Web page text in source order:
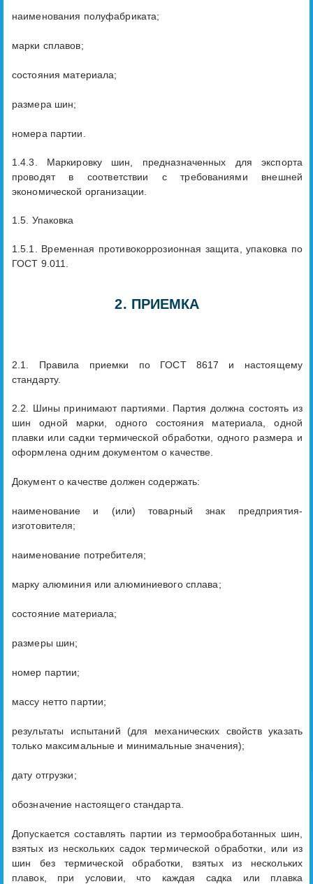
наименования полуфабриката;
марки сплавов;
состояния материала;
размера шин;
номера партии.
1.4.3. Маркировку шин, предназначенных для экспорта
проводят в соответствии с требованиями внешней
экономической организации.
1.5. Упаковка
1.5.1. Временная противокоррозионная защита, упаковка по
ГОСТ 9.011.
2. ПРИЕМКА
2.1. Правила приемки по ГОСТ 8617 и настоящему
стандарту.
2.2. Шины принимают партиями. Партия должна состоять из
шин одной марки, одного состояния материала, одной
плавки или садки термической обработки, одного размера и
оформлена одним документом о качестве.
Документ о качестве должен содержать:
наименование и (или) товарный знак предприятия-
изготовителя;
наименование потребителя;
марку алюминия или алюминиевого сплава;
состояние материала;
размеры шин;
номер партии;
массу нетто партии;
результаты испытаний (для механических свойств указать
только максимальные и минимальные значения);
дату отгрузки;
обозначение настоящего стандарта.
Допускается составлять партии из термообработанных шин,
взятых из нескольких садок термической обработки, или из
шин без термической обработки, взятых из нескольких
плавок, при условии, что каждая садка или плавка